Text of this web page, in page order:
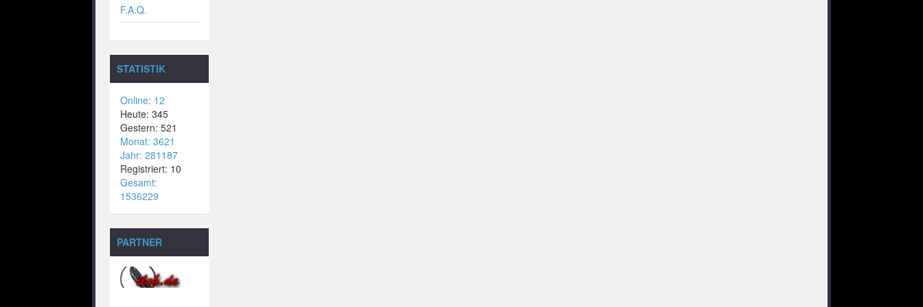
F.A.Q.
STATISTIK
Online: 12
Heute: 345
Gestern: 521
Monat: 3621
Jahr: 281187
Registriert: 10
Gesamt:
1536229
PARTNER